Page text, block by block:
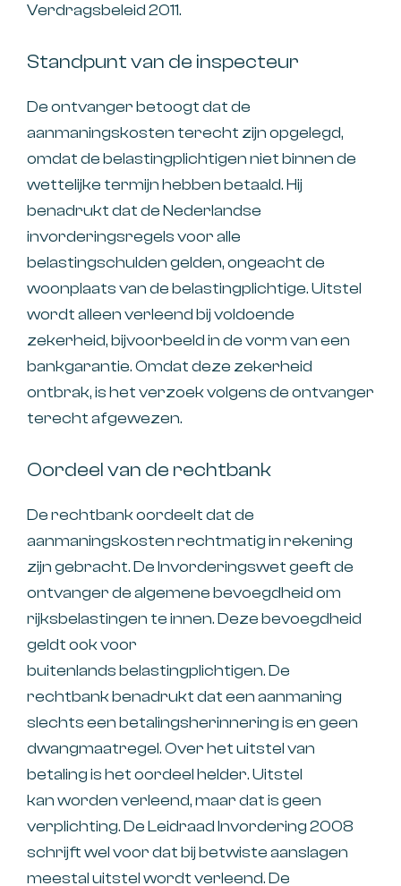
Verdragsbeleid 2011.
Standpunt van de inspecteur
De ontvanger betoogt dat de
aanmaningskosten terecht zijn opgelegd,
omdat de belastingplichtigen niet binnen de
wettelijke termijn hebben betaald. Hij
benadrukt dat de Nederlandse
invorderingsregels voor alle
belastingschulden gelden, ongeacht de
woonplaats van de belastingplichtige. Uitstel
wordt alleen verleend bij voldoende
zekerheid, bijvoorbeeld in de vorm van een
bankgarantie. Omdat deze zekerheid
ontbrak, is het verzoek volgens de ontvanger
terecht afgewezen.
Oordeel van de rechtbank
De rechtbank oordeelt dat de
aanmaningskosten rechtmatig in rekening
zijn gebracht. De Invorderingswet geeft de
ontvanger de algemene bevoegdheid om
rijksbelastingen te innen. Deze bevoegdheid
geldt ook voor
buitenlands belastingplichtigen. De
rechtbank benadrukt dat een aanmaning
slechts een betalingsherinnering is en geen
dwangmaatregel. Over het uitstel van
betaling is het oordeel helder. Uitstel
kan worden verleend, maar dat is geen
verplichting. De Leidraad Invordering 2008
schrijft wel voor dat bij betwiste aanslagen
meestal uitstel wordt verleend. De